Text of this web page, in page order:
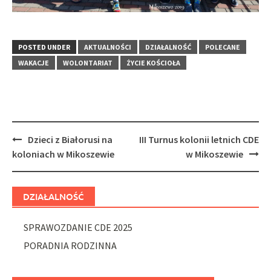
POSTED UNDER AKTUALNOŚCI DZIAŁALNOŚĆ
POLECANE
WAKACJE
WOLONTARIAT ŻYCIE KOŚCIOŁA
Post
navigation
Dzieci z Białorusi na
koloniach w Mikoszewie
III Turnus kolonii letnich CDE
w Mikoszewie
DZIAŁALNOŚĆ
SPRAWOZDANIE CDE 2025
PORADNIA RODZINNA